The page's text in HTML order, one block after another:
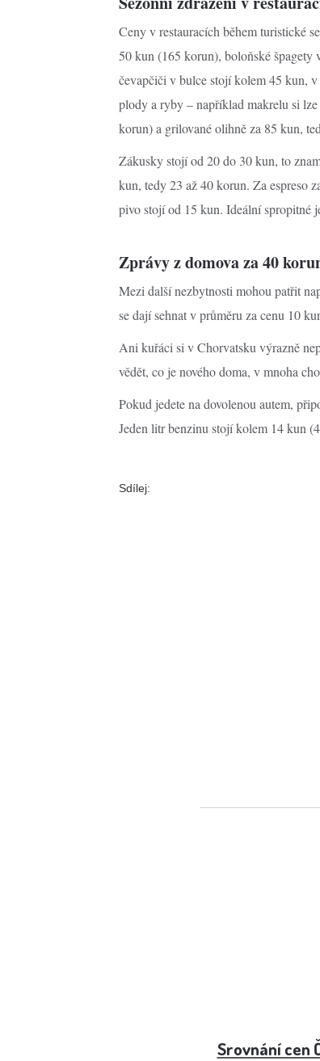
Ceny v restauracích během turistické
50 kun (165 korun), boloňské
čevapčiči v bulce stojí kolem 45 kun,
plody a ryby – například makrelu si
korun) a grilované olihně za 85 kun,
Zákusky stojí od 20 do 30 kun, to
kun, tedy 23 až 40 korun. Za espreso
pivo stojí od 15 kun. Ideální spropitné
Zprávy z domova za 40
Mezi další nezbytnosti mohou patřit
se dají sehnat v průměru za cenu 10
Ani kuřáci si v Chorvatsku výrazně
vědět, co je nového doma, v mnoha
Pokud jedete na dovolenou autem,
Jeden litr benzinu stojí kolem 14 kun
Sdílej:
Srovnání cen